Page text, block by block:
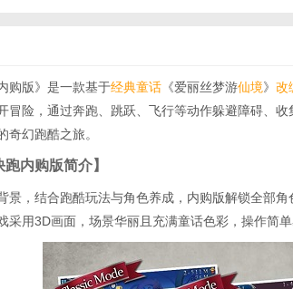
购版》是一款基于经典童话 《爱丽丝梦游仙境》 改
冒险，通过奔跑、跳跃、飞行等动作躲避障碍、收
奇幻跑酷之旅。
跑内购版简介】
景，结合跑酷玩法与角色养成，内购版解锁全部
采用3D画面，场景华丽且充满童话色彩，操作简